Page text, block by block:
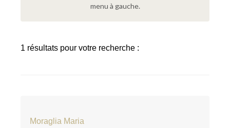
menu à gauche.
1 résultats pour votre recherche :
Moraglia Maria